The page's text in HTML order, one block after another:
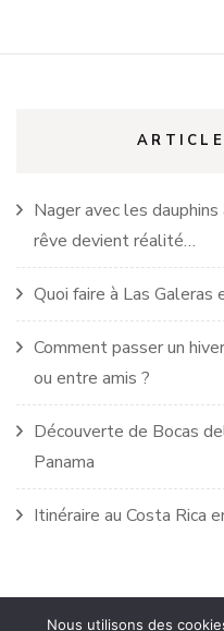
Nager avec les dauphins
rêve devient réalité…
Quoi faire à Las Galeras
Comment passer un
ou entre amis ?
Découverte de Bocas
Panama
Itinéraire au Costa Rica
Nous utilisons des